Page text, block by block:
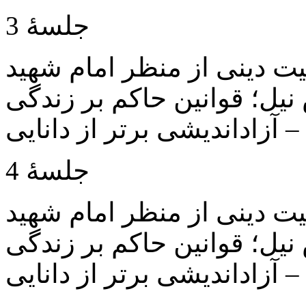
جلسۀ 3
دینی از منظر امام شهید
قوانین حاکم بر زندگی
– آزاداندیشی برتر از دانایی
جلسۀ 4
دینی از منظر امام شهید
قوانین حاکم بر زندگی
– آزاداندیشی برتر از دانایی